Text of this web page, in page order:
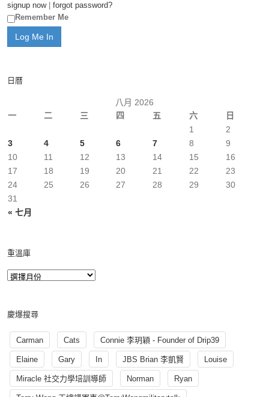
signup now| forgot password?
Remember Me
日曆
八月 2026
一
二 三 四 五 六 日
« 七月
1
2
3
4 5 6 7 8
9
10
11 12 13 14 15
16
17
18 19 20 21 22
23
24
25 26 27 28 29
30
31
重溫庫
慶爆搜尋
Carman Cats Connie 李玥穎 - Founder of Drip39
Elaine Gary In JBS Brian 李凱賢 Louise
Miracle 社交力學培訓導師 Norman Ryan